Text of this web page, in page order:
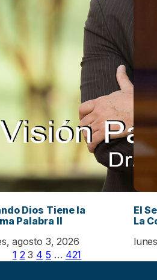
Dios Tiene la
Palabra II
agosto 3, 2026
El
La
1 2 3 4 5 … 421